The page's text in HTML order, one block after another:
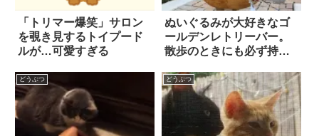
「トリマー爆笑」サロン
を覗き見するトイプード
ルが…可愛すぎる
ぬいぐるみが大好きなゴ
ールデンレトリーバー。
散歩のときにも必ず持ち
とサイズが大きすぎな
い！？
どうぶつ どうぶつ